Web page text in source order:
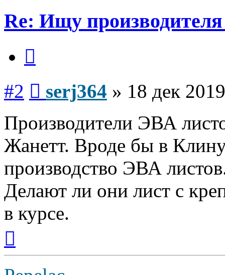
Re: Ищу
#2 serj364 » 18 дек
Производители ЭВА
Жанетт. Вроде бы в
производство ЭВА
Делают ли они лист с
в курсе.
началу